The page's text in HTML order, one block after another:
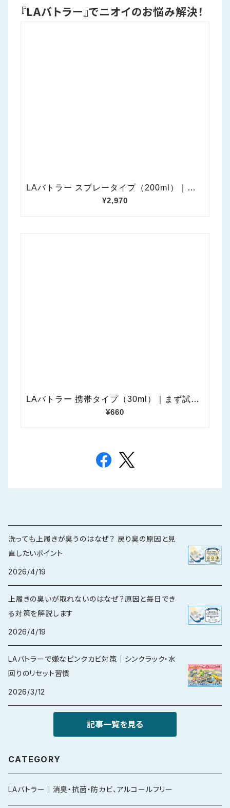
『LAバトラー』でニオイのお悩み解決！
洗っても上履きが臭うのはなぜ？ 戻り臭の原因と見
直したいポイント
2026/4/19
上履きの臭いが取れないのはなぜ？原因と毎日でき
る対策を解説します
2026/4/19
LAバトラーで嫌なピンクカビ対策｜シンクラック・水
回りのリセット習慣
2026/3/12
記事一覧を見る
CATEGORY
LAバトラー｜消臭・抗菌・防カビ、アルコールフリー